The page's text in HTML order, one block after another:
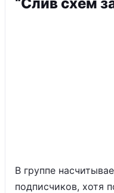
В группе
подписчиков, хотя